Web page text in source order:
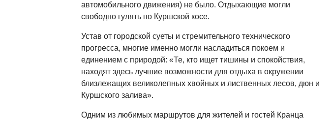
автомобильного движения) не было. Отдыхающие могли
свободно гулять по Куршской косе.
Устав от городской суеты и стремительного технического
прогресса, многие именно могли насладиться покоем и
единением с природой: «Те, кто ищет тишины и спокойствия,
находят здесь лучшие возможности для отдыха в окружении
близлежащих великолепных хвойных и лиственных лесов, дюн и
Куршского залива».
Одним из любимых маршрутов для жителей и гостей Кранца